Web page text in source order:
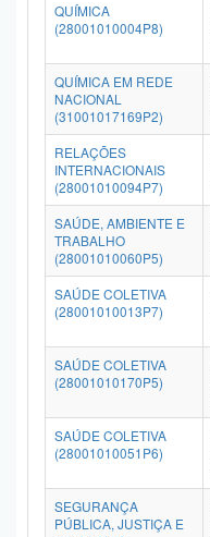
QUÍMICA
(28001010004P8)
QUÍMICA EM REDE
NACIONAL
(31001017169P2)
RELAÇÕES
INTERNACIONAIS
(28001010094P7)
SAÚDE, AMBIENTE E
TRABALHO
(28001010060P5)
SAÚDE COLETIVA
(28001010013P7)
SAÚDE COLETIVA
(28001010170P5)
SAÚDE COLETIVA
(28001010051P6)
SEGURANÇA
PÚBLICA, JUSTIÇA E